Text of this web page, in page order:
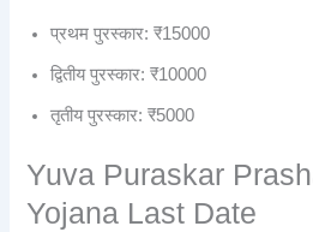
प्रथम पुरस्कार: ₹15000
द्वितीय पुरस्कार: ₹10000
तृतीय पुरस्कार: ₹5000
Yuva Puraskar
Yojana Last Date